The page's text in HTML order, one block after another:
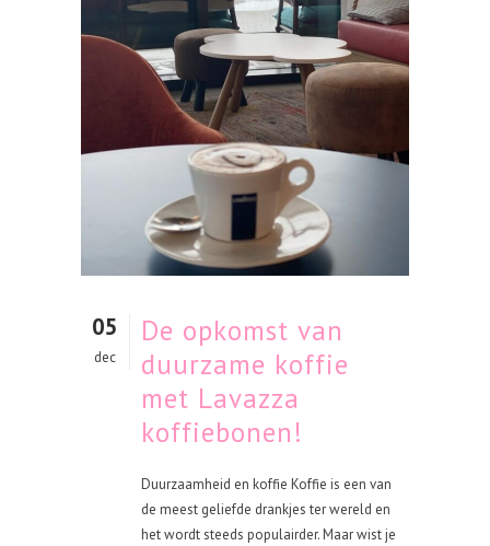
05
dec
De opkomst van
duurzame koffie
met Lavazza
koffiebonen!
Duurzaamheid en koffie Koffie is een van
de meest geliefde drankjes ter wereld en
het wordt steeds populairder. Maar wist je